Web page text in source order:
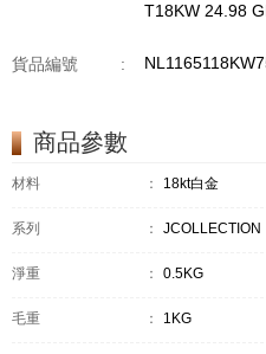
T18KW 24.98
貨品編號 :
商品參數
材料 ： 18kt白金
系列 ： JCOLLECTION
淨重 ： 0.5KG
毛重 ： 1KG